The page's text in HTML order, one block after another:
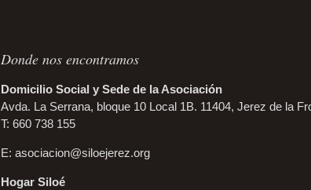
Donde nos encontramos
Domicilio Social y Sede de la Asociación
Avda. La Serrana, bloque 10 Local 1B. 11404, Jerez de la
T: 660 738 155
E: asociacion@siloejerez.org
Hogar Siloé